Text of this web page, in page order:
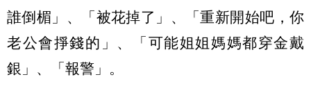
誰倒楣」、「被花掉了」、「重新開始吧，你
老公會掙錢的」、「可能姐姐媽媽都穿金戴
銀」、「報警」。